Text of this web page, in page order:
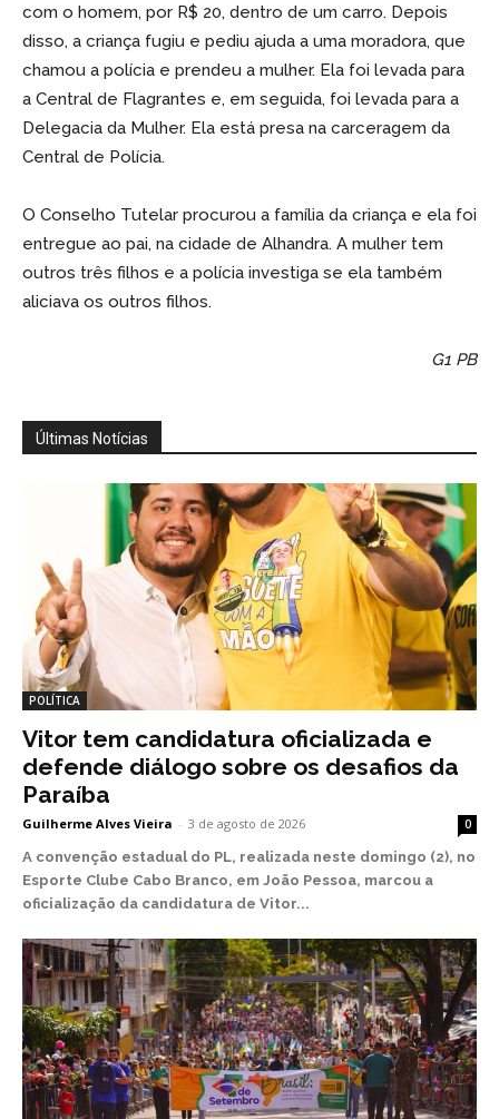
com o homem, por R$ 20, dentro de um carro. Depois
disso, a criança fugiu e pediu ajuda a uma moradora, que
chamou a polícia e prendeu a mulher. Ela foi levada para
a Central de Flagrantes e, em seguida, foi levada para a
Delegacia da Mulher. Ela está presa na carceragem da
Central de Polícia.
O Conselho Tutelar procurou a família da criança e ela foi
entregue ao pai, na cidade de Alhandra. A mulher tem
outros três filhos e a polícia investiga se ela também
aliciava os outros filhos.
G1 PB
Últimas Notícias
POLÍTICA
Vitor tem candidatura oficializada e
defende diálogo sobre os desafios da
Paraíba
Guilherme Alves Vieira - 3 de agosto de 2026 0
A convenção estadual do PL, realizada neste domingo (2), no
Esporte Clube Cabo Branco, em João Pessoa, marcou a
oficialização da candidatura de Vitor...